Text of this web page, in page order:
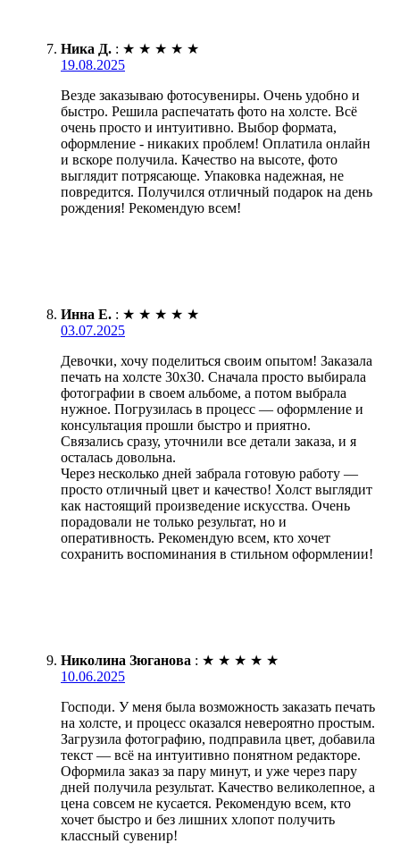
Ника Д. : ★ ★ ★ ★ ★
19.08.2025
Везде заказываю фотосувениры. Очень удобно и
быстро. Решила распечатать фото на холсте. Всё
очень просто и интуитивно. Выбор формата,
оформление - никаких проблем! Оплатила онлайн
и вскоре получила. Качество на высоте, фото
выглядит потрясающе. Упаковка надежная, не
повредится. Получился отличный подарок на день
рождения! Рекомендую всем!
Инна Е. : ★ ★ ★ ★ ★
03.07.2025
Девочки, хочу поделиться своим опытом! Заказала
печать на холсте 30х30. Сначала просто выбирала
фотографии в своем альбоме, а потом выбрала
нужное. Погрузилась в процесс — оформление и
консультация прошли быстро и приятно.
Связались сразу, уточнили все детали заказа, и я
осталась довольна.
Через несколько дней забрала готовую работу —
просто отличный цвет и качество! Холст выглядит
как настоящий произведение искусства. Очень
порадовали не только результат, но и
оперативность. Рекомендую всем, кто хочет
сохранить воспоминания в стильном оформлении!
Николина Зюганова : ★ ★ ★ ★ ★
10.06.2025
Господи. У меня была возможность заказать печать
на холсте, и процесс оказался невероятно простым.
Загрузила фотографию, подправила цвет, добавила
текст — всё на интуитивно понятном редакторе.
Оформила заказ за пару минут, и уже через пару
дней получила результат. Качество великолепное, а
цена совсем не кусается. Рекомендую всем, кто
хочет быстро и без лишних хлопот получить
классный сувенир!